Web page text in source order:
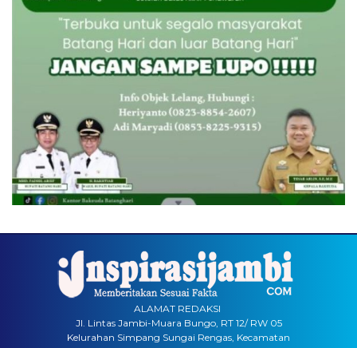
ALAMAT REDAKSI
Jl. Lintas Jambi-Muara Bungo, RT 12/ RW 05
Kelurahan Simpang Sungai Rengas, Kecamatan